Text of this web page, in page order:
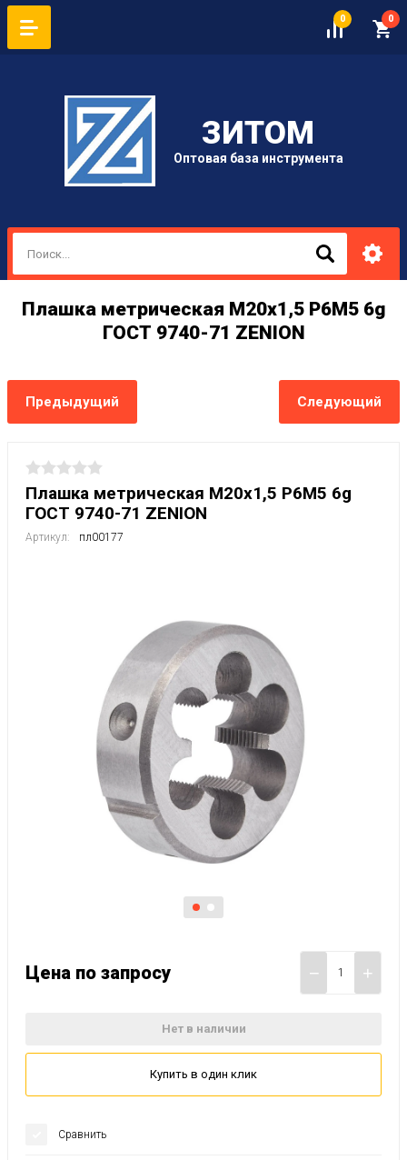
0 0
ЗИТОМ
Оптовая база инструмента
Плашка метрическая М20х1,5 P6M5 6g
ГОСТ 9740-71 ZENION
Предыдущий Следующий
Плашка метрическая М20х1,5 P6M5 6g
ГОСТ 9740-71 ZENION
Артикул: пл00177
Цена по запросу − +
Нет в наличии
Купить в один клик
Сравнить